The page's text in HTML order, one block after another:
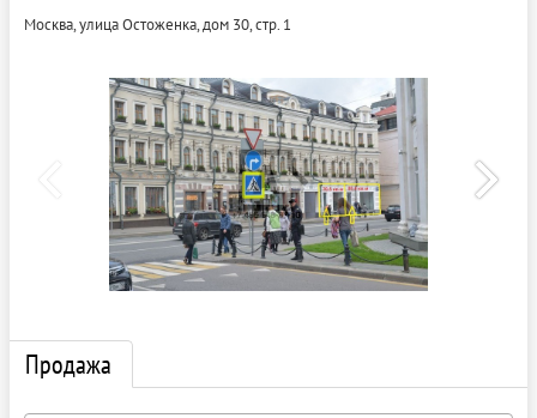
Москва, улица Остоженка, дом 30, стр. 1
Продажа